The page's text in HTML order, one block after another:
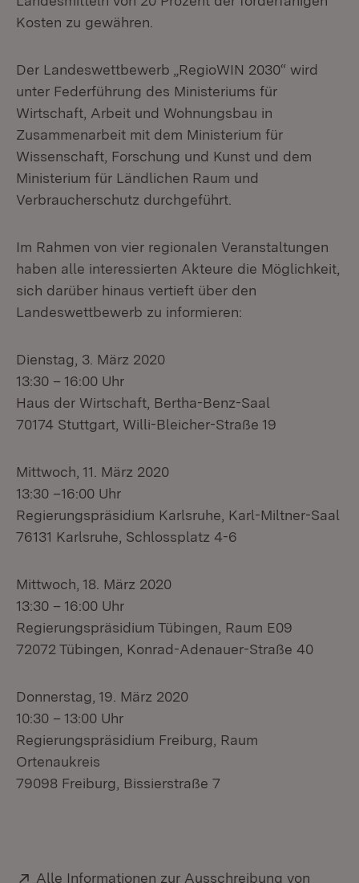
Kosten zu gewähren.
Der Landeswettbewerb „RegioWIN 2030“ wird
unter Federführung des Ministeriums für
Wirtschaft, Arbeit und Wohnungsbau in
Zusammenarbeit mit dem Ministerium für
Wissenschaft, Forschung und Kunst und dem
Ministerium für Ländlichen Raum und
Verbraucherschutz durchgeführt.
Im Rahmen von vier regionalen Veranstaltungen
haben alle interessierten Akteure die Möglichkeit,
sich darüber hinaus vertieft über den
Landeswettbewerb zu informieren:
Dienstag, 3. März 2020
13:30 – 16:00 Uhr
Haus der Wirtschaft, Bertha-Benz-Saal
70174 Stuttgart, Willi-Bleicher-Straße 19
Mittwoch, 11. März 2020
13:30 –16:00 Uhr
Regierungspräsidium Karlsruhe, Karl-Miltner-Saal
76131 Karlsruhe, Schlossplatz 4-6
Mittwoch, 18. März 2020
13:30 – 16:00 Uhr
Regierungspräsidium Tübingen, Raum E09
72072 Tübingen, Konrad-Adenauer-Straße 40
Donnerstag, 19. März 2020
10:30 – 13:00 Uhr
Regierungspräsidium Freiburg, Raum
Ortenaukreis
79098 Freiburg, Bissierstraße 7
Extern:
Alle Informationen zur Ausschreibung von